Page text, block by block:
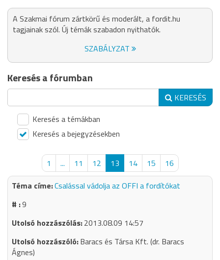
A Szakmai fórum zártkörű és moderált, a fordit.hu
tagjainak szól. Új témák szabadon nyithatók.
SZABÁLYZAT
Keresés a fórumban
KERESÉS
Keresés a témákban
Keresés a bejegyzésekben
1 ... 11 12 13 14 15
16
Csalással vádolja az OFFI a fordítókat
9
2013.08.09 14:57
Baracs és Társa Kft. (dr. Baracs
Ágnes)